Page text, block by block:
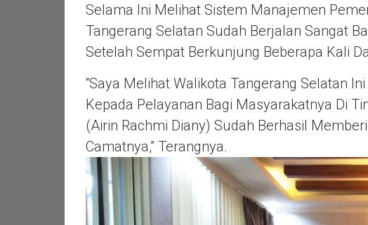
Selama Ini Melihat Sistem Manajemen
Tangerang Selatan Sudah Berjalan Sangat
Setelah Sempat Berkunjung Beberapa Kali
“Saya Melihat Walikota Tangerang Selatan
Kepada Pelayanan Bagi Masyarakatnya Di
(Airin Rachmi Diany) Sudah Berhasil
Camatnya,” Terangnya.